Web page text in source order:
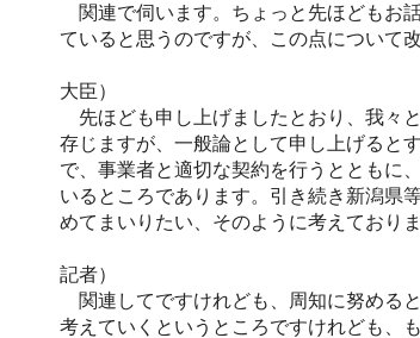
関連で伺います。ちょっと先ほどもお
ていると思うのですが、この点について
大臣）
先ほども申し上げましたとおり、我々
存じますが、一般論として申し上げると
で、事業者と適切な契約を行うとともに
いるところであります。引き続き新潟県
めてまいりたい、そのように考えておりま
記者）
関連してですけれども、周知に努める
考えていくというところですけれども、